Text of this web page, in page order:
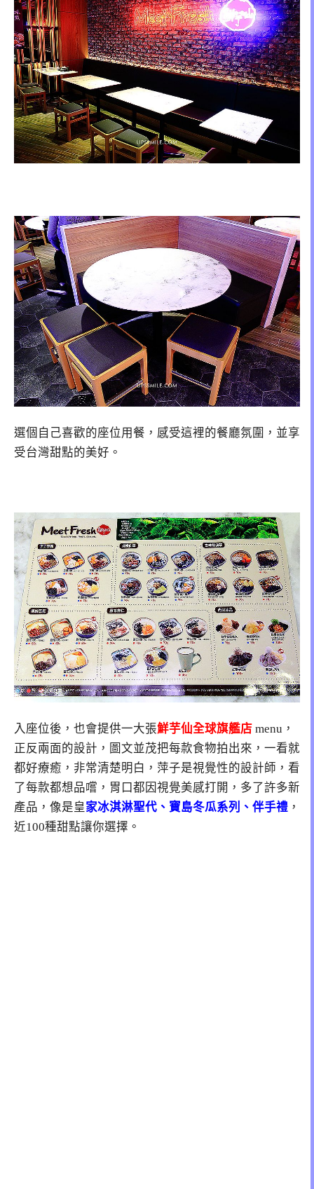
選個自己喜歡的座位用餐，感受這裡的餐廳氛圍，並享
受台灣甜點的美好。
入座位後，也會提供一大張鮮芋仙全球旗艦店 menu，
正反兩面的設計，圖文並茂把每款食物拍出來，一看就
都好療癒，非常清楚明白，萍子是視覺性的設計師，看
了每款都想品嚐，胃口都因視覺美感打開，多了許多新
產品，像是皇家冰淇淋聖代、寶島冬瓜系列、伴手禮 ，
近100種甜點讓你選擇。